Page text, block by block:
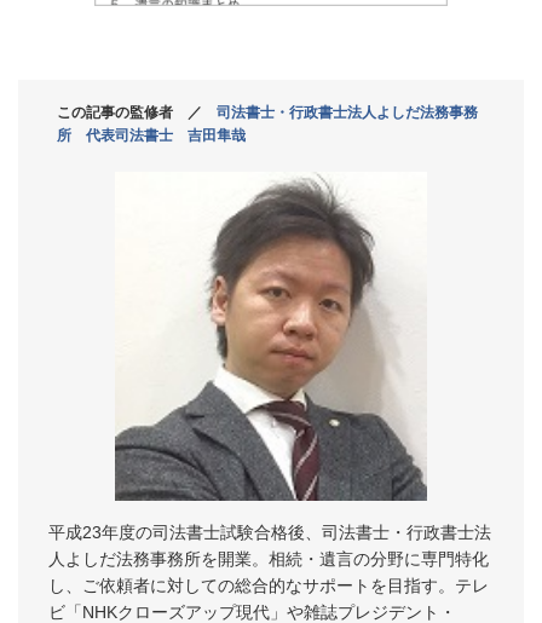
この記事の監修者 ／ 司法書士・行政書士法人よしだ法務事務
所 代表司法書士 吉田隼哉
平成23年度の司法書士試験合格後、司法書士・行政書士法
人よしだ法務事務所を開業。相続・遺言の分野に専門特化
し、ご依頼者に対しての総合的なサポートを目指す。テレ
ビ「NHKクローズアップ現代」や雑誌プレジデント・